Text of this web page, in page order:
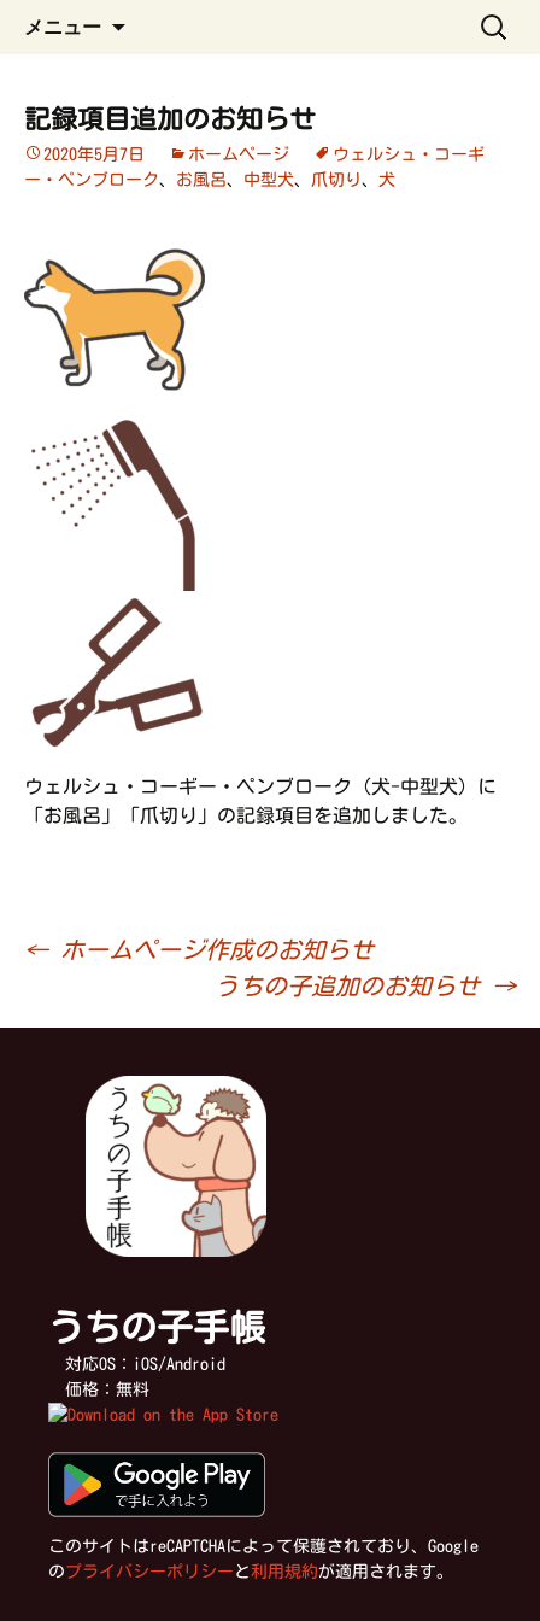
うちの子手帳
ペット管理用アプリ
メニュー
検
索:
記録項目追加のお知らせ
2020年5月7日 ホームページ
ウェルシュ・コーギ
ー・ペンブローク、 お風呂、 中型犬、 爪切り、 犬
ウェルシュ・コーギー・ペンブローク（犬-中型犬）に
「お風呂」「爪切り」の記録項目を追加しました。
投
稿
ー
シ
ン
←ホームページ作成のお知らせ
うちの子追加のお知らせ →
うちの子手帳
対応OS：iOS/Android
価格：無料
このサイトはreCAPTCHAによって保護されており、Google
のプライバシーポリシー と利用規約が適用されます。